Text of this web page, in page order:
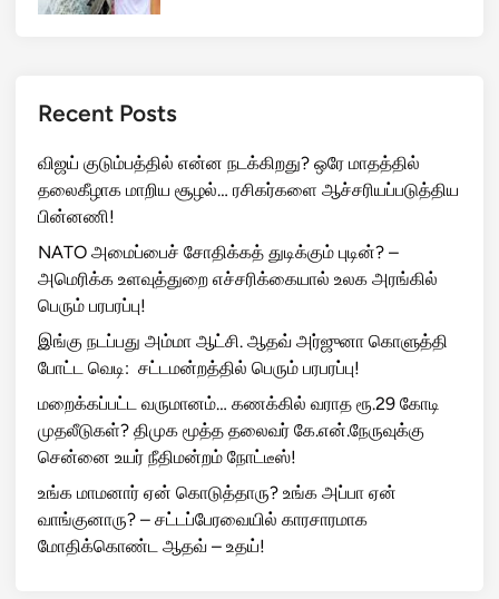
க
வா
ப்
பு
Recent Posts
விஜய் குடும்பத்தில் என்ன நடக்கிறது? ஒரே மாதத்தில்
தலைகீழாக மாறிய சூழல்… ரசிகர்களை ஆச்சரியப்படுத்திய
பின்னணி!
NATO அமைப்பைச் சோதிக்கத் துடிக்கும் புடின்? –
அமெரிக்க உளவுத்துறை எச்சரிக்கையால் உலக அரங்கில்
பெரும் பரபரப்பு!
இங்கு நடப்பது அம்மா ஆட்சி. ஆதவ் அர்ஜுனா கொளுத்தி
போட்ட வெடி: சட்டமன்றத்தில் பெரும் பரபரப்பு!
மறைக்கப்பட்ட வருமானம்… கணக்கில் வராத ரூ.29 கோடி
முதலீடுகள்? திமுக மூத்த தலைவர் கே.என்.நேருவுக்கு
சென்னை உயர் நீதிமன்றம் நோட்டீஸ்!
உங்க மாமனார் ஏன் கொடுத்தாரு? உங்க அப்பா ஏன்
வாங்குனாரு? – சட்டப்பேரவையில் காரசாரமாக
மோதிக்கொண்ட ஆதவ் – உதய்!